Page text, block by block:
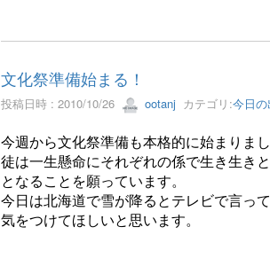
文化祭準備始まる！
投稿日時 : 2010/10/26 ootanjカテゴリ:今日
今週から文化祭準備も本格的に始まりま
徒は一生懸命にそれぞれの係で生き生き
となることを願っています。
今日は北海道で雪が降るとテレビで言っ
気をつけてほしいと思います。